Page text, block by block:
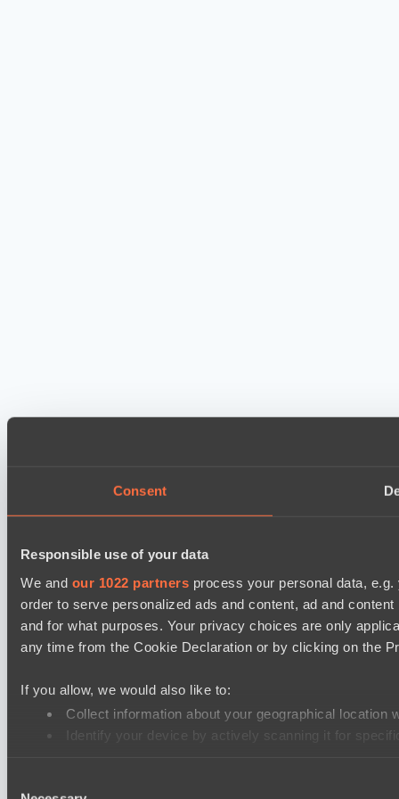
Consent
Responsible use of your data
We and our 1022 partners process your personal data,
order to serve personalized ads and content, ad and
and for what purposes. Your privacy choices are only
any time from the Cookie Declaration or by clicking on the
If you allow, we would also like to:
Collect information about your geographical
Identify your device by actively scanning it for